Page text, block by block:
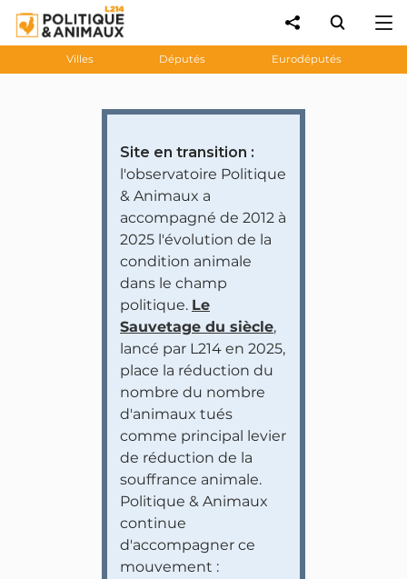
Villes Députés Eurodéputés
Site en transition :
l'observatoire Politique
& Animaux a
accompagné de 2012 à
2025 l'évolution de la
condition animale
dans le champ
politique. Le
Sauvetage du siècle,
lancé par L214 en 2025,
place la réduction du
nombre du nombre
d'animaux tués
comme principal levier
de réduction de la
souffrance animale.
Politique & Animaux
continue
d'accompagner ce
mouvement :